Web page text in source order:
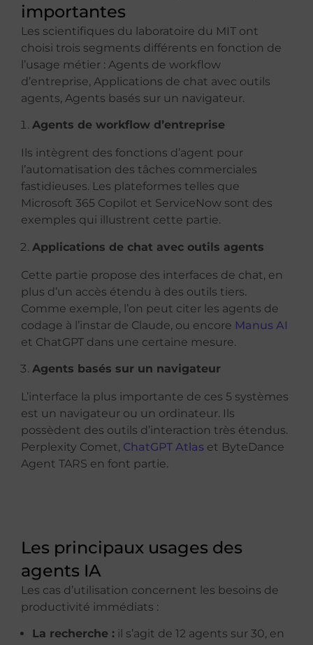
importantes
Les scientifiques du laboratoire du MIT ont
choisi trois segments différents en fonction de
l’usage métier : Agents de workflow
d’entreprise, Applications de chat avec outils
agents, Agents basés sur un navigateur.
Agents de workflow d’entreprise
Ils intègrent des fonctions d’agent pour
l’automatisation des tâches commerciales
fastidieuses. Les plateformes telles que
Microsoft 365 Copilot et ServiceNow sont des
exemples qui illustrent cette partie.
Applications de chat avec outils agents
Cette partie propose des interfaces de chat, en
plus d’un accès étendu à des outils tiers.
Comme exemple, l’on peut citer les agents de
codage à l’instar de Claude, ou encore Manus AI
et ChatGPT dans une certaine mesure.
Agents basés sur un navigateur
L’interface la plus importante de ces 5 systèmes
est un navigateur ou un ordinateur. Ils
possèdent des outils d’interaction très étendus.
Perplexity Comet, ChatGPT Atlas et ByteDance
Agent TARS en font partie.
Les principaux usages des
agents IA
Les cas d’utilisation concernent les besoins de
productivité immédiats :
La recherche : il s’agit de 12 agents sur 30, en